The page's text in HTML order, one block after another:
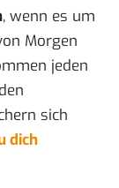
, wenn es um
Morgen
jeden
sich
dich